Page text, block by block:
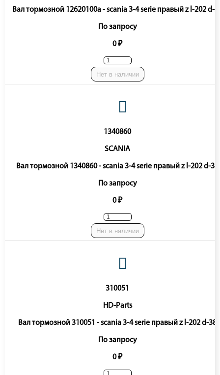
Вал тормозной 12620100a - scania 3-4 serie правый z l-202 d-
По запросу
0 ₽
Нет в наличии
1340860
SCANIA
Вал тормозной 1340860 - scania 3-4 serie правый z l-202 d-38
По запросу
0 ₽
Нет в наличии
310051
HD-Parts
Вал тормозной 310051 - scania 3-4 serie правый z l-202 d-38
По запросу
0 ₽